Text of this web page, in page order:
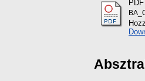
PDF